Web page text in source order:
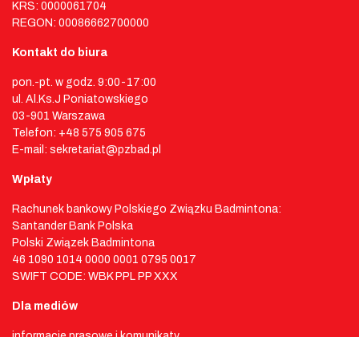
KRS: 0000061704
REGON: 00086662700000
Kontakt do biura
pon.-pt. w godz. 9:00-17:00
ul. Al.Ks.J Poniatowskiego
03-901 Warszawa
Telefon: +48 575 905 675
E-mail: sekretariat@pzbad.pl
Wpłaty
Rachunek bankowy Polskiego Związku Badmintona:
Santander Bank Polska
Polski Związek Badmintona
46 1090 1014 0000 0001 0795 0017
SWIFT CODE: WBK PPL PP XXX
Dla mediów